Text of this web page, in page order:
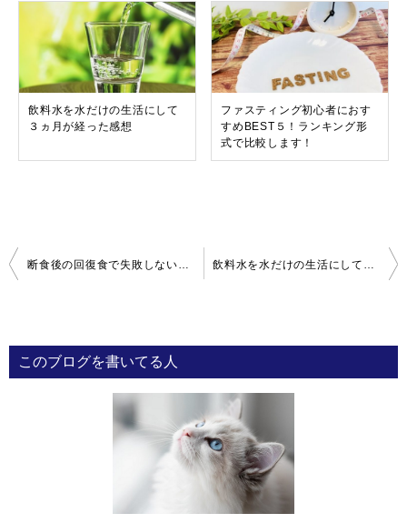
飲料水を水だけの生活にして
３ヵ月が経った感想
ファスティング初心者におす
すめBEST５！ランキング形
式で比較します！
投
ビ
ゲ
断食後の回復食で失敗しないコツとその後の食事の注意点 飲料水を水だけの生活にして３ヵ月が経った感想
このブログを書いてる人